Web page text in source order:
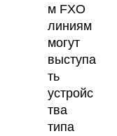
м FXO
линиям
могут
выступа
ть
устройс
тва
типа